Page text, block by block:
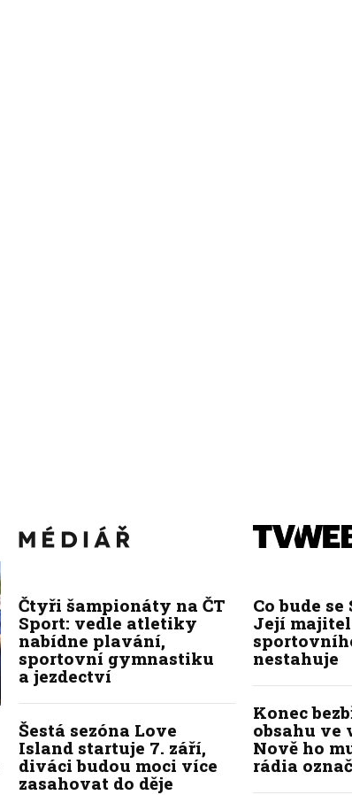
Čtyři šampionáty na ČT
Sport: vedle atletiky
nabídne plavání,
sportovní gymnastiku
a jezdectví
Šestá sezóna Love
Island startuje 7. září,
diváci budou moci více
zasahovat do děje
Co bude
Její majitel
nestahuje
Konec
obsahu ve
Nově ho
rádia